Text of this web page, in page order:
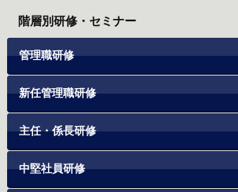
階層別研修・セミナー
管理職研修
新任管理職研修
主任・係長研修
中堅社員研修